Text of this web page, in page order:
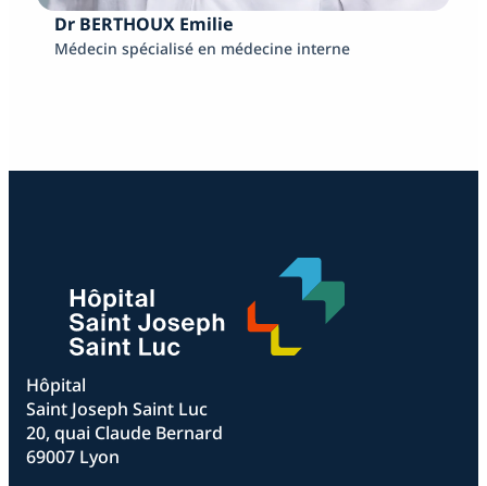
Dr BERTHOUX Emilie
Médecin spécialisé en médecine interne
Hôpital
Saint Joseph Saint Luc
20, quai Claude Bernard
69007 Lyon